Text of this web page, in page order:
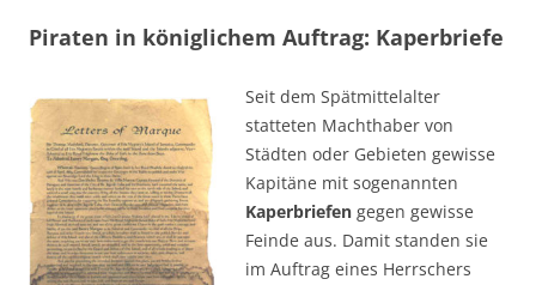
Piraten in königlichem Auftrag: Kaperbriefe
Seit dem Spätmittelalter
statteten Machthaber von
Städten oder Gebieten gewisse
Kapitäne mit sogenannten
Kaperbriefen gegen gewisse
Feinde aus. Damit standen sie
im Auftrag eines Herrschers